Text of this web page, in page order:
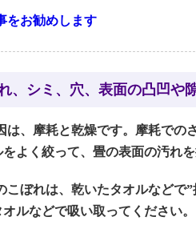
をお勧めします
、シミ、穴、表面の凸凹や
は、摩耗と乾燥です。摩耗で
よく絞って、畳の表面の汚れ
こぼれは、乾いたタオルなどで
ルなどで吸い取ってください